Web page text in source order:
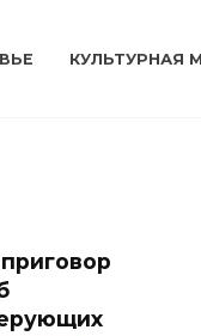
КУЛЬТУРНАЯ